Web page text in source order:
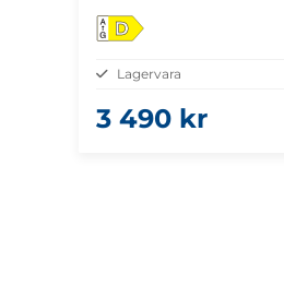
• Google TV
• DVB-T2/C/S2-mottagare
båtar
D
Lagervara
3 490 kr